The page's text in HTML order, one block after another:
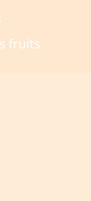
fruits